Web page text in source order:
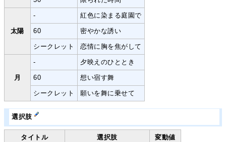
太陽
- 紅色に染まる庭園で
60 密やかな誘い
シークレット 恋情に胸を焦がして
月
- 夕映えのひととき
60 想い宿す舞
シークレット 願いを舞に乗せて
選択肢
タイトル 選択肢 変動値